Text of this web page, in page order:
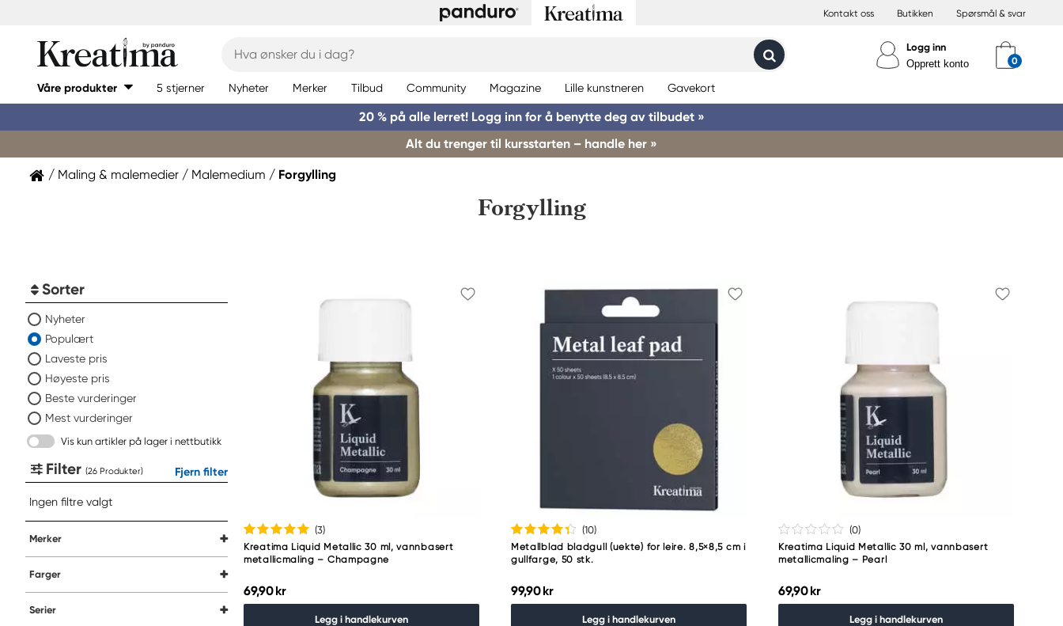
Kontakt oss Butikken Spørsmål & svar
Logg inn
Opprett konto
Våre produkter 5 stjerner Nyheter Merker Tilbud Community Magazine Lille kunstneren Gavekort
20 % på alle lerret! Logg inn for å benytte deg av tilbudet »
Alt du trenger til kursstarten – handle her »
Maling & malemedier Malemedium Forgylling
Forgylling
Sorter
Nyheter
Populært
Laveste pris
Høyeste pris
Beste vurderinger
Mest vurderinger
Vis kun artikler på lager i nettbutikk
Filter ( Produkter) Fjern filter
Ingen filtre valgt
Merker
Farger
Serier
(3)
Kreatima Liquid Metallic 30 ml, vannbasert
metallicmaling – Champagne
69,90 kr
Legg i handlekurven
(10)
Metallblad bladgull (uekte) for leire. 8,5×8,5 cm i
gullfarge, 50 stk.
99,90 kr
Legg i handlekurven
(0)
Kreatima Liquid Metallic 30 ml, vannbasert
metallicmaling – Pearl
69,90 kr
Legg i handlekurven